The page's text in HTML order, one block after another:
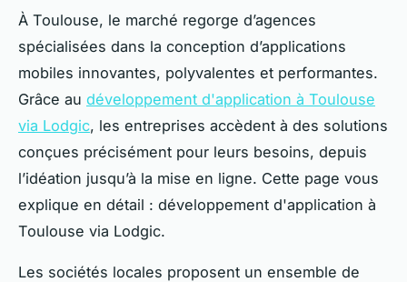
À Toulouse, le marché regorge d’agences
spécialisées dans la conception d’applications
mobiles innovantes, polyvalentes et performantes.
Grâce au développement d'application à Toulouse
via Lodgic, les entreprises accèdent à des solutions
conçues précisément pour leurs besoins, depuis
l’idéation jusqu’à la mise en ligne. Cette page vous
explique en détail : développement d'application à
Toulouse via Lodgic.
Les sociétés locales proposent un ensemble de